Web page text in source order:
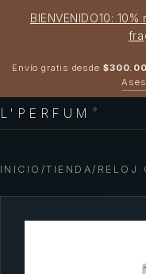
BIENVENIDO10:
Envío gratis desde
L'PERFUM ®
INICIO /TIENDA/ RELOJ